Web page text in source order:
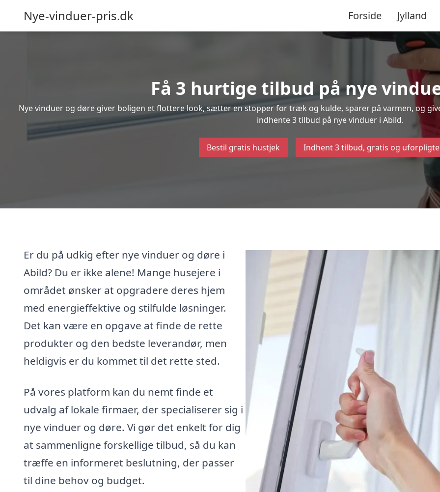
Nye-vinduer-pris.dk Forside Jylland
Få 3 hurtige tilbud på nye
Nye vinduer og døre giver boligen et flottere look, sætter en stopper for træk og kulde, sparer på varmen, og
indhente 3 tilbud på nye vinduer i Abild.
Bestil gratis hustjek Indhent 3 tilbud, gratis og
Er du på udkig efter nye vinduer og døre i
Abild? Du er ikke alene! Mange husejere i
området ønsker at opgradere deres hjem
med energieffektive og stilfulde løsninger.
Det kan være en opgave at finde de rette
produkter og den bedste leverandør, men
heldigvis er du kommet til det rette sted.
På vores platform kan du nemt finde et
udvalg af lokale firmaer, der specialiserer sig i
nye vinduer og døre. Vi gør det enkelt for dig
at sammenligne forskellige tilbud, så du kan
træffe en informeret beslutning, der passer
til dine behov og budget.